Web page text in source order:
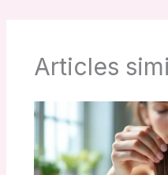
Articles